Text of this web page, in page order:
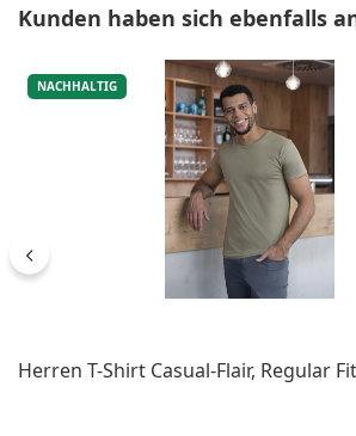
Produktgalerie überspringen
Kunden haben sich ebenfalls
NACHHALTIG
Herren T-Shirt Casual-Flair, Regular Fit